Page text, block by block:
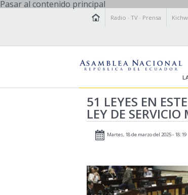
Pasar al contenido principal
Radio ·TV · Prensa
51 LEYES EN
LEY DE
Martes, 18 de marzo del 2025 - 18:19